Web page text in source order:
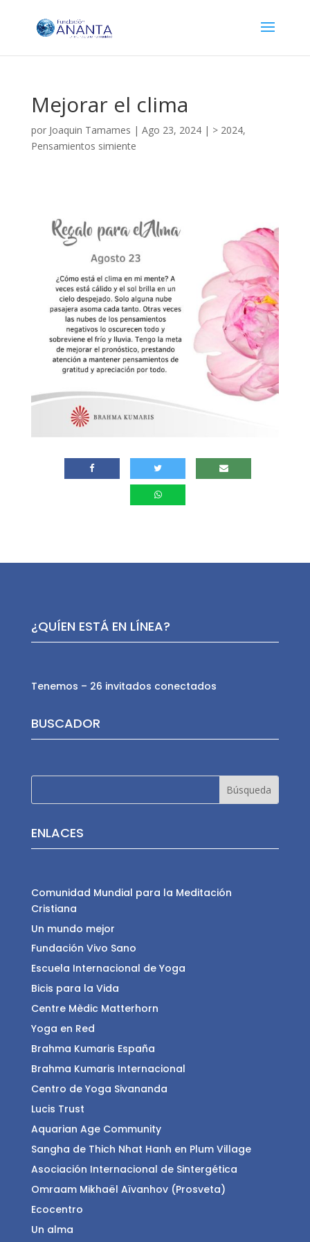
Mejorar el clima
por Joaquin Tamames | Ago 23, 2024| > 2024,
Pensamientos simiente
¿QUÍEN ESTÁ EN LÍNEA?
Tenemos – 26 invitados conectados
BUSCADOR
ENLACES
Comunidad Mundial para la Meditación
Cristiana
Un mundo mejor
Fundación Vivo Sano
Escuela Internacional de Yoga
Bicis para la Vida
Centre Mèdic Matterhorn
Yoga en Red
Brahma Kumaris España
Brahma Kumaris Internacional
Centro de Yoga Sivananda
Lucis Trust
Aquarian Age Community
Sangha de Thich Nhat Hanh en Plum Village
Asociación Internacional de Sintergética
Omraam Mikhaël Aïvanhov (Prosveta)
Ecocentro
Un alma